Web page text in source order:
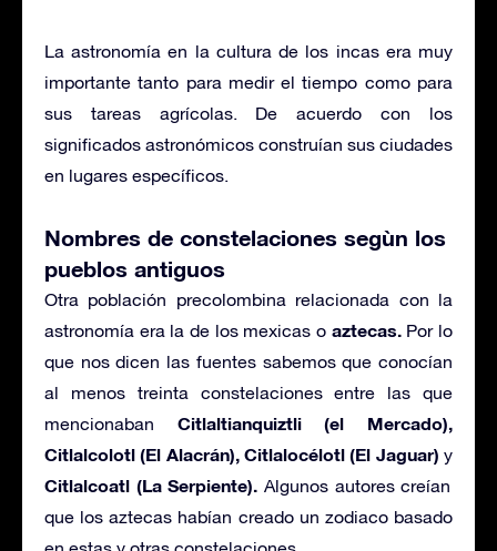
La astronomía en la cultura de los incas era muy
importante tanto para medir el tiempo como para
sus tareas agrícolas. De acuerdo con los
significados astronómicos construían sus ciudades
en lugares específicos.
Nombres de constelaciones segùn los
pueblos antiguos
Otra población precolombina relacionada con la
astronomía era la de los mexicas o aztecas.Por lo
que nos dicen las fuentes sabemos que conocían
al menos treinta constelaciones entre las que
mencionaban Citlaltianquiztli
(el Mercado),
Citlalcolotl (El Alacrán), Citlalocélotl (El Jaguar) y
Citlalcoatl (La Serpiente). Algunos autores creían
que los aztecas habían creado un zodiaco basado